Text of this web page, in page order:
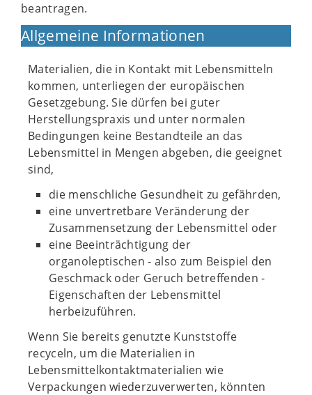
beantragen.
Allgemeine Informationen
Materialien, die in Kontakt mit Lebensmitteln
kommen, unterliegen der europäischen
Gesetzgebung. Sie dürfen bei guter
Herstellungspraxis und unter normalen
Bedingungen keine Bestandteile an das
Lebensmittel in Mengen abgeben, die geeignet
sind,
die menschliche Gesundheit zu gefährden,
eine unvertretbare Veränderung der
Zusammensetzung der Lebensmittel oder
eine Beeinträchtigung der
organoleptischen - also zum Beispiel den
Geschmack oder Geruch betreffenden -
Eigenschaften der Lebensmittel
herbeizuführen.
Wenn Sie bereits genutzte Kunststoffe
recyceln, um die Materialien in
Lebensmittelkontaktmaterialien wie
Verpackungen wiederzuverwerten, könnten